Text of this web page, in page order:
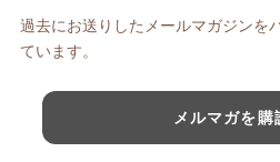
過去にお送りしたメールマガジンを
ています。
メルマガを購